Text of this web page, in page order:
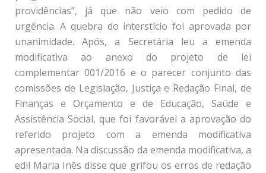
providências”, já que não veio com pedido de
urgência. A quebra do interstício foi aprovada por
unanimidade. Após, a Secretária leu a emenda
modificativa ao anexo do projeto de lei
complementar 001/2016 e o parecer conjunto das
comissões de Legislação, Justiça e Redação Final, de
Finanças e Orçamento e de Educação, Saúde e
Assistência Social, que foi favorável a aprovação do
referido projeto com a emenda modificativa
apresentada. Na discussão da emenda modificativa, a
edil Maria Inês disse que grifou os erros de redação